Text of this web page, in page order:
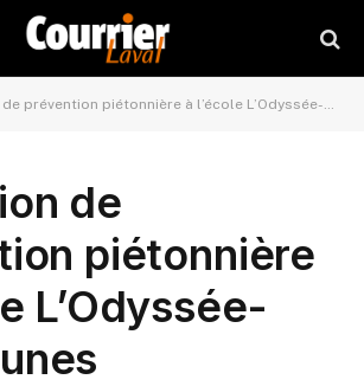
prévention piétonnière à l’école L’Odyssée-des-Jeunes
de
piétonnière
L’Odyssée-